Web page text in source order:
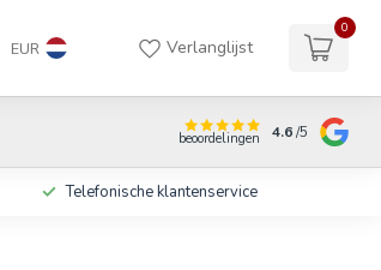
EUR Verlanglijst
0
beoordelingen 4.6/5
Telefonische klantenservice